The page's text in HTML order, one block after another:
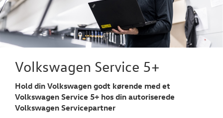
NYE VAREBILER
BRUGTE BILER
Volkswagen Service 5+
Hold din Volkswagen godt kørende med et
Volkswagen Service 5+ hos din autoriserede
Volkswagen Servicepartner